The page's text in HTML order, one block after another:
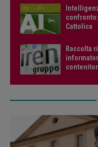
Cattolica
Raccolta